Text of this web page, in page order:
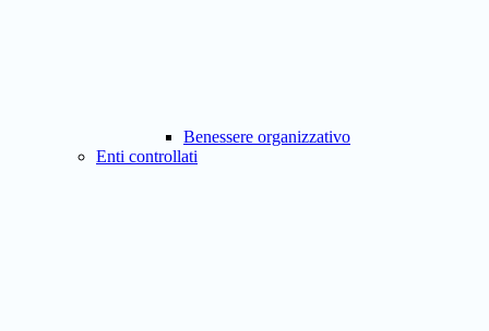
Benessere organizzativo
Enti controllati